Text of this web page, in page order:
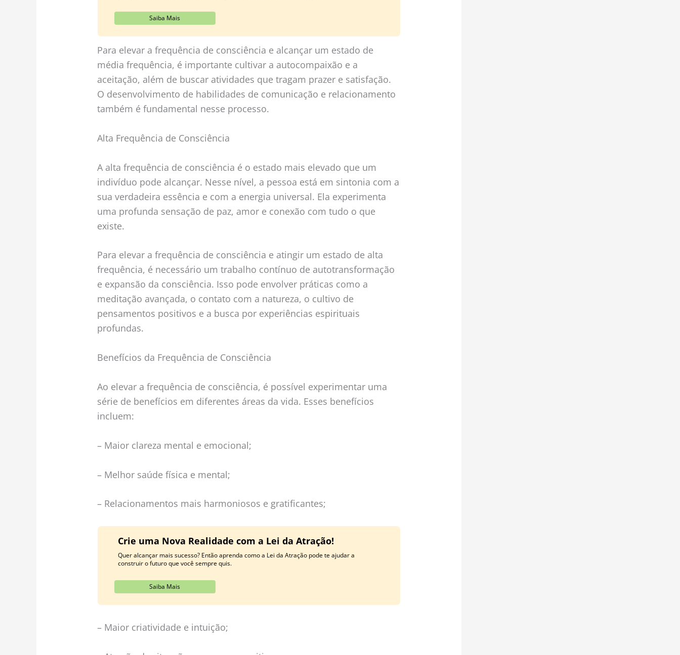
Saiba Mais
Para elevar a frequência de consciência e alcançar um estado de
média frequência, é importante cultivar a autocompaixão e a
aceitação, além de buscar atividades que tragam prazer e satisfação.
O desenvolvimento de habilidades de comunicação e relacionamento
também é fundamental nesse processo.
Alta Frequência de Consciência
A alta frequência de consciência é o estado mais elevado que um
indivíduo pode alcançar. Nesse nível, a pessoa está em sintonia com a
sua verdadeira essência e com a energia universal. Ela experimenta
uma profunda sensação de paz, amor e conexão com tudo o que
existe.
Para elevar a frequência de consciência e atingir um estado de alta
frequência, é necessário um trabalho contínuo de autotransformação
e expansão da consciência. Isso pode envolver práticas como a
meditação avançada, o contato com a natureza, o cultivo de
pensamentos positivos e a busca por experiências espirituais
profundas.
Benefícios da Frequência de Consciência
Ao elevar a frequência de consciência, é possível experimentar uma
série de benefícios em diferentes áreas da vida. Esses benefícios
incluem:
– Maior clareza mental e emocional;
– Melhor saúde física e mental;
– Relacionamentos mais harmoniosos e gratificantes;
Crie uma Nova Realidade com a Lei da Atração!
Quer alcançar mais sucesso? Então aprenda como a Lei da Atração pode te ajudar a
construir o futuro que você sempre quis.
Saiba Mais
– Maior criatividade e intuição;